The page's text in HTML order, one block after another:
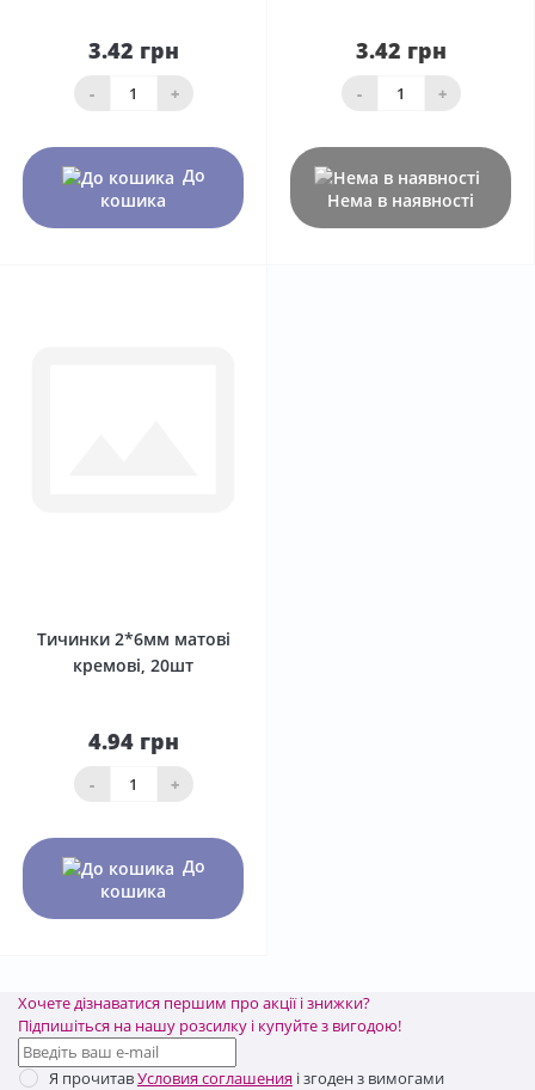
3.42 грн
- +
До
кошика
3.42 грн
- +
Нема в наявності
Тичинки 2*6мм матові
кремові, 20шт
4.94 грн
- +
До
кошика
Хочете дізнаватися першим про акції і знижки?
Підпишіться на нашу розсилку і купуйте з вигодою!
Я прочитавУсловия соглашения і згоден з вимогами